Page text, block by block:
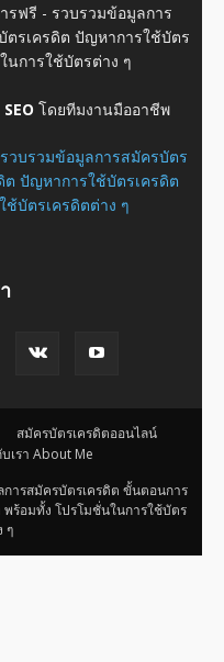
รฟรี - รวบรวมข้อมูลการ
รเครดิต ปัญหาการใช้บัตร
นการใช้บัตรต่าง ๆ
โดยทีมงานมืออาชีพ
วบรวมข้อมูลการสมัครบัตร
ปัญหาการใช้บัตรเครดิต
บัตรเครดิตต่าง ๆ
สมัครบัตรเครดิตออนไลน์
บเรา About Me
ารสมัครบัตรเครดิต ขั้นตอนการ
ร้อมทั้ง โปรโมชั่นในการใช้บัตร
ๆ